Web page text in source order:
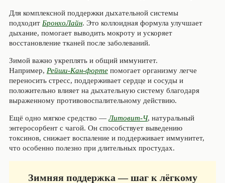
Для комплексной поддержки дыхательной системы
подходит БронхоЛайн. Это коллоидная формула улучшает
дыхание, помогает выводить мокроту и ускоряет
восстановление тканей после заболеваний.
Зимой важно укреплять и общий иммунитет.
Например, Рейши-Кан-фортепомогает организму легче
переносить стресс, поддерживает сердце и сосуды и
положительно влияет на дыхательную систему благодаря
выраженному противовоспалительному действию.
Ещё одно мягкое средство —Литовит-Ч, натуральный
энтеросорбент с чагой. Он способствует выведению
токсинов, снижает воспаление и поддерживает иммунитет,
что особенно полезно при длительных простудах.
Зимняя поддержка — шаг к лёгкому